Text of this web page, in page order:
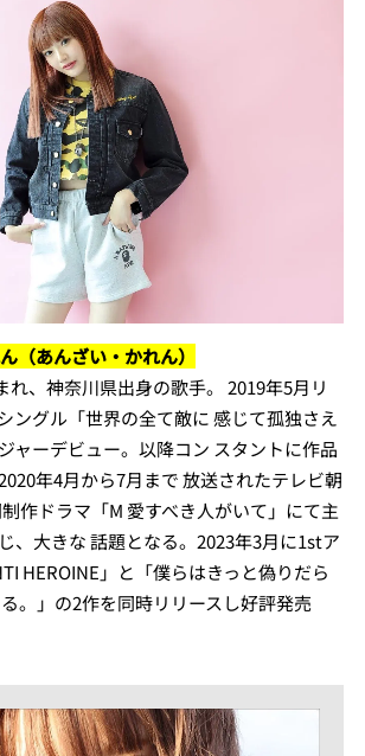
（あんざい・かれん）
れ、神奈川県出身の歌手。 2019年5月リ
ングル「世界の全て敵に 感じて孤独さえ
ャーデビュー。以降コン スタントに作品
年4月から7月まで 放送されたテレビ朝
作ドラマ「M 愛すべき人がいて」にて主
、大きな 話題となる。2023年3月に1stア
HEROINE」と「僕らはきっと偽りだら
。」の2作を同時リリースし好評発売